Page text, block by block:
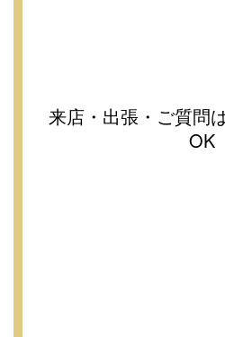
来店・出張・ご質問
OK